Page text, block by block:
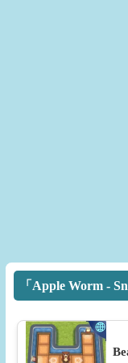
「Apple Worm -